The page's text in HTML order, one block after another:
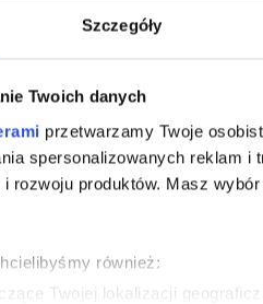
Szczegóły
Twoich danych
przetwarzamy Twoje
spersonalizowanych reklam
rozwoju produktów. Masz
również:
Twojej lokalizacji